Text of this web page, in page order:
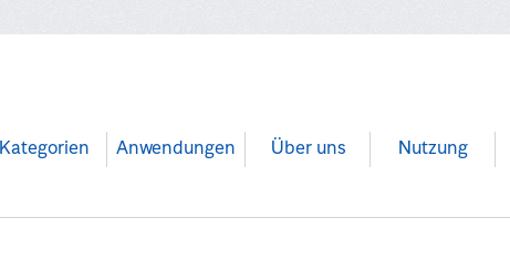
Kategorien Anwendungen Über uns Nutzung